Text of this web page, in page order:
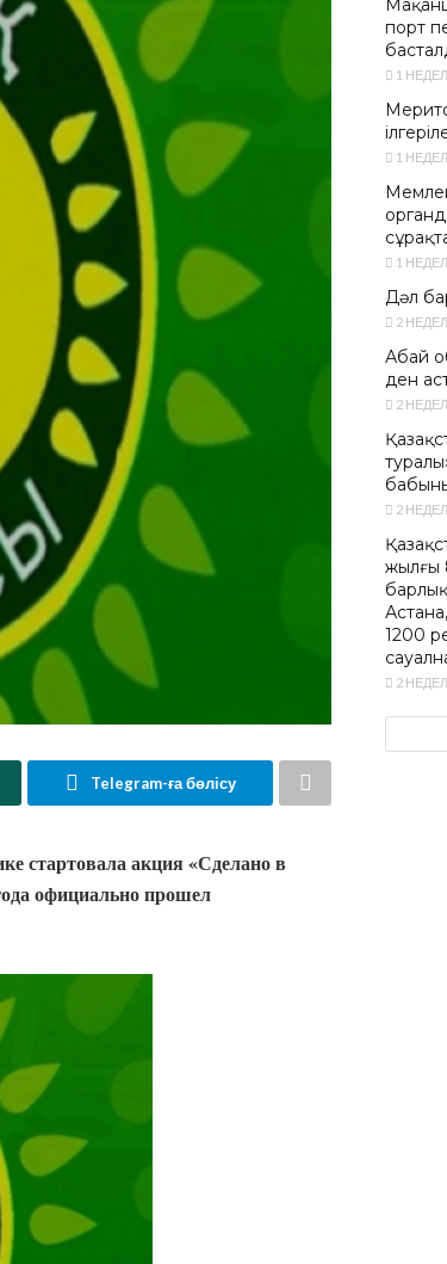
Telegram-ға бөлісу
стартовала акция «Сделано в
официально прошел
порт
1
1
1
Дәл
2
Абай
ден
2
2
жылғы
1200
2